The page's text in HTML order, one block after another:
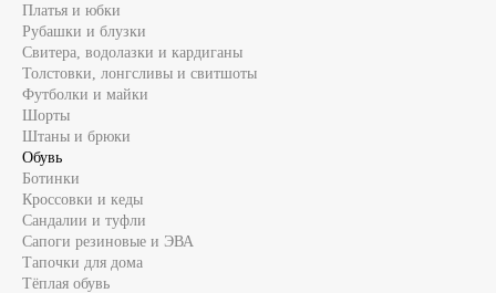
Платья и юбки
Рубашки и блузки
Свитера, водолазки и кардиганы
Толстовки, лонгсливы и свитшоты
Футболки и майки
Шорты
Штаны и брюки
Обувь
Ботинки
Кроссовки и кеды
Сандалии и туфли
Сапоги резиновые и ЭВА
Тапочки для дома
Тёплая обувь